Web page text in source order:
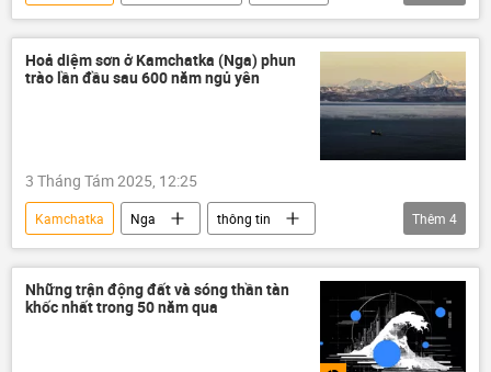
Thế giới
Ảnh núi lửa
Hoả diệm sơn ở Kamchatka (Nga) phun
trào lần đầu sau 600 năm ngủ yên
3 Tháng Tám 2025, 12:25
Kamchatka Nga
thông tin
Thế giới
núi lửa
Bộ Tình trạng Khẩn cấp Nga
trận động đất
Thêm 4
Những trận động đất và sóng thần tàn
khốc nhất trong 50 năm qua